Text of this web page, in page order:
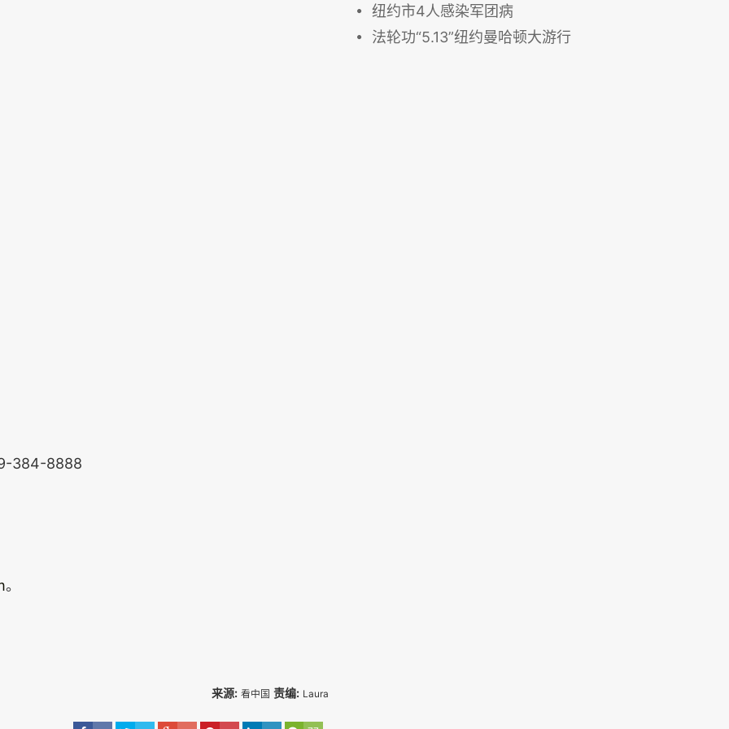
384-8888
。
来源: 看中国 责编: Laura
纽约市4人感染军团病
法轮功“5.13”纽约曼哈顿大游行